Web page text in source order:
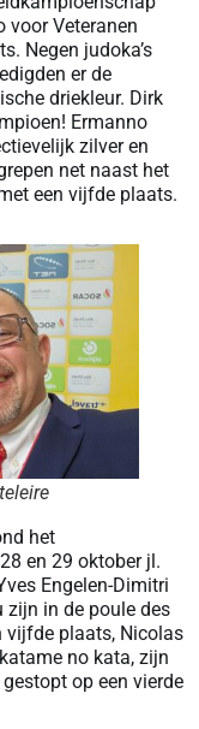
voor Veteranen
Negen judoka’s
er de
driekleur. Dirk
Ermanno
zilver en
net naast het
een vijfde plaats.
het
en 29 oktober jl.
Engelen-Dimitri
zijn in de poule des
vijfde plaats, Nicolas
no kata, zijn
op een vierde